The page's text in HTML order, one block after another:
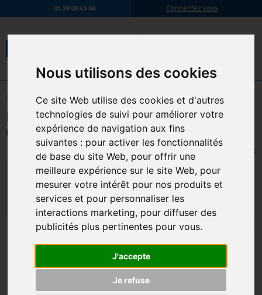
Nous utilisons des cookies
Ce site Web utilise des cookies et d'autres
technologies de suivi pour améliorer votre
expérience de navigation aux fins
suivantes : pour activer les fonctionnalités
de base du site Web, pour offrir une
meilleure expérience sur le site Web, pour
mesurer votre intérêt pour nos produits et
services et pour personnaliser les
interactions marketing, pour diffuser des
publicités plus pertinentes pour vous.
J'accepte
Je refuse
01 39 09 43 60 Connectez vous
-Hygiène des sols -Disques
Disque Laine Dacier Diam 430Mm Pour
Cristalisation
10 EN STOCK
:
16,60 € HT 19,92 € TTC
AJOUTER AU PANIER